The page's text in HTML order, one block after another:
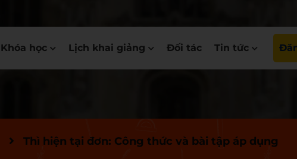
Khóa học Lịch khai giảng Đối tác Tin tức
Thì hiện tại đơn: Công thức và bài tập áp dụng